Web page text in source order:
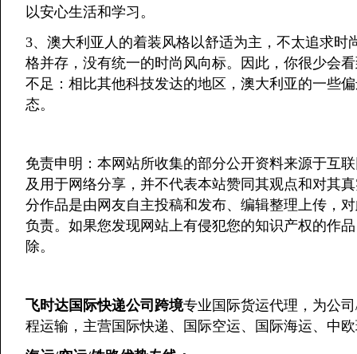
以安心生活和学习。
3、澳大利亚人的着装风格以舒适为主，不太追求
格并存，没有统一的时尚风向标。因此，你很少会
不足：相比其他科技发达的地区，澳大利亚的一些
态。
免责申明：本网站所收集的部分公开资料来源于互
及用于网络分享，并不代表本站赞同其观点和对其
分作品是由网友自主投稿和发布、编辑整理上传，
负责。如果您发现网站上有侵犯您的知识产权的作
除。
飞时达国际快递公司跨境专业国际货运代理，为公
程运输，主营国际快递、国际空运、国际海运、中